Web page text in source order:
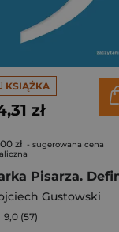
KSIĄŻKA
zł
zł - sugerowana cena
Gustowski
9,0 (57)